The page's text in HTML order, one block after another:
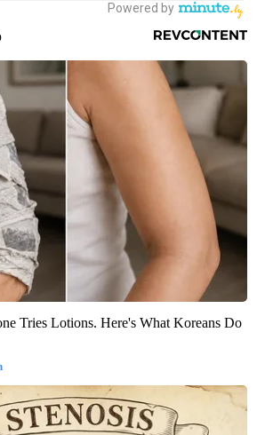
Tries Lotions. Here's What Koreans Do